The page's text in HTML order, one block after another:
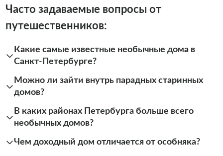
Часто задаваемые вопросы от
путешественников:
Какие самые известные необычные дома в
Санкт-Петербурге?
Можно ли зайти внутрь парадных старинных
домов?
В каких районах Петербурга больше всего
необычных домов?
Чем доходный дом отличается от особняка?